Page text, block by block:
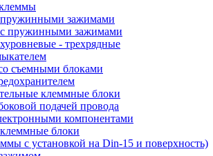
зажимами
пружинными зажимами
- трехрядные
съемными блоками
клеммные блоки
подачей провода
компонентами
блоки
с установкой на Din-15 и поверхность)